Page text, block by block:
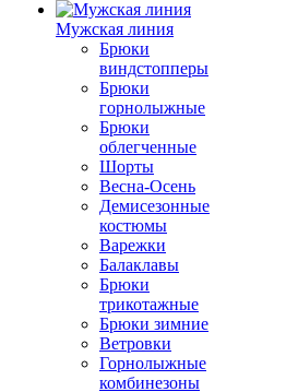
Мужская линия
Брюки
виндстопперы
Брюки
горнолыжные
Брюки
облегченные
Шорты
Весна-Осень
Демисезонные
костюмы
Варежки
Балаклавы
Брюки
трикотажные
Брюки зимние
Ветровки
Горнолыжные
комбинезоны